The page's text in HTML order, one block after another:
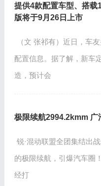
提供4款配置车型、搭
版将于9月26日上市
（文 张祁有）近日，车
配置信息。据了解，新车
造，预计会
极限续航2994.2kmm 广
锐·混动联盟全团集结出
的极限续航，引爆汽车圈
经打